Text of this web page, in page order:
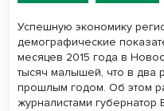
Успешную экономику
демографические
месяцев 2015 года в
тысяч малышей, что в два
прошлым годом. Об этом
журналистами губернатор